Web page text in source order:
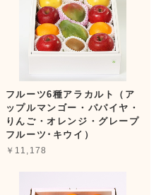
フルーツ6種アラカルト（ア
ップルマンゴー・パパイヤ・
りんご・オレンジ・グレープ
フルーツ･キウイ）
￥11,178